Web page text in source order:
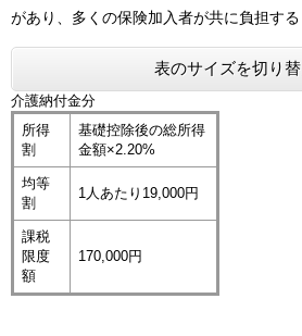
があり、多くの保険加入者が共に負担する
表のサイズを切り
介護納付金分
所得
割
基礎控除後の総所得
金額×2.20%
均等
割
1人あたり19,000円
課税
限度
額
170,000円